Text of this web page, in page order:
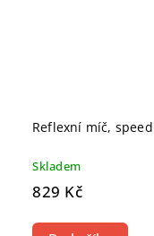
Reflexní míč,
Skladem
829 Kč